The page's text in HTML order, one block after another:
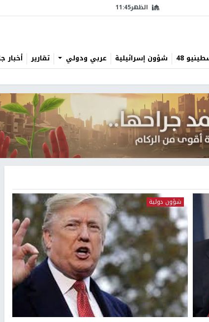
الظهر11:45
48 شؤون إسرائيلية عربي ودولي تقارير أخبار
شؤون دولية